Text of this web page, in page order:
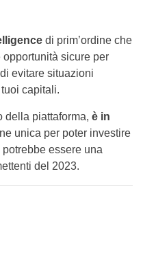
di prim’ordine che
sicure per
evitare situazioni
capitali.
della piattaforma, è in
unica per poter investire
essere una
del 2023.